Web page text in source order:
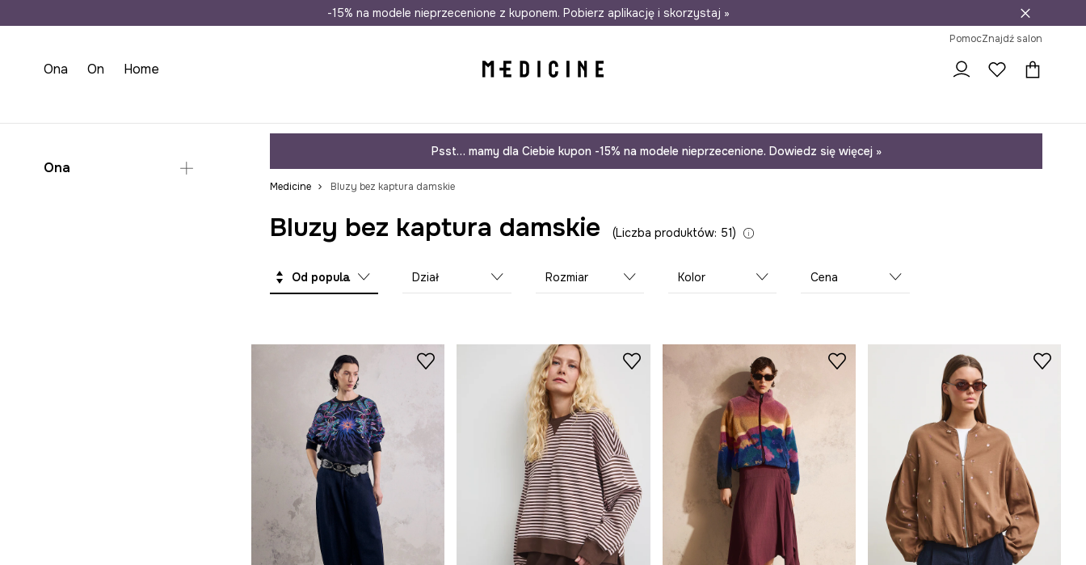
Wysyłka nawet w 24h Darmowa dostawa do salonów 30 dni na zwrot
-15% na modele nieprzecenione z kuponem. Pobierz aplikację i skorzystaj »
PomocZnajdź salon
Ona On Home
Ona
Psst… mamy dla Ciebie kupon -15% na modele nieprzecenione. Dowiedz się więcej »
Medicine Bluzy bez kaptura damskie
Bluzy bez kaptura damskie Liczba produktów: 51
Od popularnych Dział Rozmiar Kolor Cena